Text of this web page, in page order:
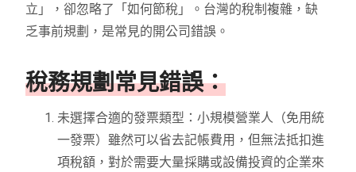
立」，卻忽略了「如何節稅」。台灣的稅制複雜，缺
乏事前規劃，是常見的開公司錯誤。
稅務規劃常見錯誤：
未選擇合適的發票類型：小規模營業人（免用統
一發票）雖然可以省去記帳費用，但無法抵扣進
項稅額，對於需要大量採購或設備投資的企業來